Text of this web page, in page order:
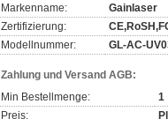
Markenname:
Gainlaser
Zertifizierung:
Modellnummer:
GL-AC-
Zahlung und Versand AGB:
Min Bestellmenge:
1
Preis: